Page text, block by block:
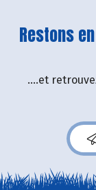
Restons
....et